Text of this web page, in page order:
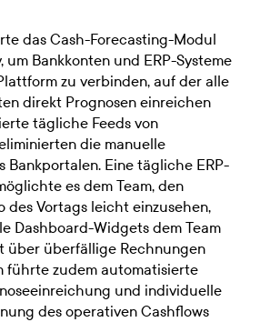
das Cash-Forecasting-Modul
um Bankkonten und ERP-Systeme
zu verbinden, auf der alle
direkt Prognosen einreichen
tägliche Feeds von
die manuelle
Bankportalen. Eine tägliche ERP-
es dem Team, den
des Vortags leicht einzusehen,
Dashboard-Widgets dem Team
über überfällige Rechnungen
führte zudem automatisierte
und individuelle
des operativen Cashflows